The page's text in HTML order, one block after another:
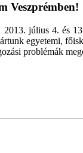
Veszprémben!
július 4. és
egyetemi,
problémák